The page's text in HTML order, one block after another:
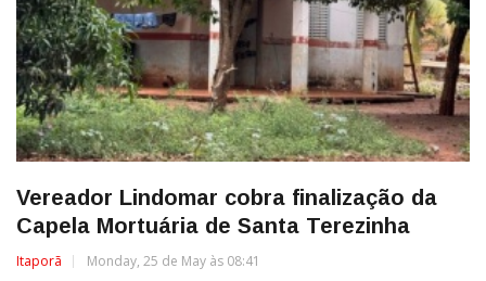
Vereador Lindomar cobra finalização da
Capela Mortuária de Santa Terezinha
Itaporã Monday, 25 de May às 08:41